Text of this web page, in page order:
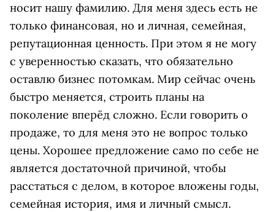
носит нашу фамилию. Для меня здесь есть не
только финансовая, но и личная, семейная,
репутационная ценность. При этом я не могу
с уверенностью сказать, что обязательно
оставлю бизнес потомкам. Мир сейчас очень
быстро меняется, строить планы на
поколение вперёд сложно. Если говорить о
продаже, то для меня это не вопрос только
цены. Хорошее предложение само по себе не
является достаточной причиной, чтобы
расстаться с делом, в которое вложены годы,
семейная история, имя и личный смысл.